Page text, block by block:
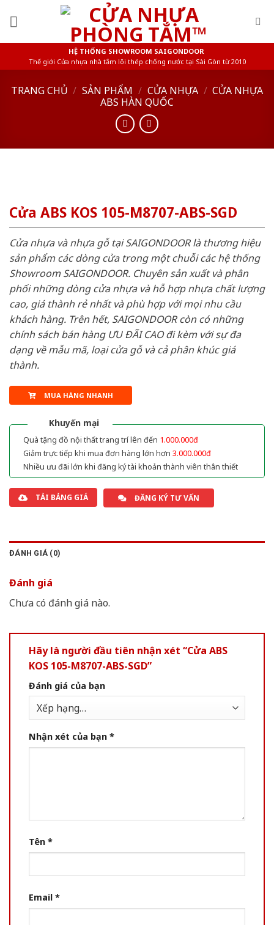
HỆ THỐNG SHOWROOM SAIGONDOOR
Thế giới Cửa nhựa nhà tắm lõi thép chống nước tại Sài Gòn từ 2010
TRANG CHỦ / SẢN PHẨM / CỬA NHỰA / CỬA NHỰA
ABS HÀN QUỐC
Cửa ABS KOS 105-M8707-ABS-SGD
Cửa nhựa và nhựa gỗ tại SAIGONDOOR là thương hiệu
sản phẩm các dòng cửa trong một chuỗi các hệ thống
Showroom SAIGONDOOR. Chuyên sản xuất và phân
phối những dòng cửa nhựa và hỗ hợp nhựa chất lượng
cao, giá thành rẻ nhất và phù hợp với mọi nhu cầu
khách hàng. Trên hết, SAIGONDOOR còn có những
chính sách bán hàng ƯU ĐÃI CAO đi kèm với sự đa
dạng về mẫu mã, loại cửa gỗ và cả phân khúc giá
thành.
MUA HÀNG NHANH
Khuyến mại
Quà tặng đồ nội thất trang trí lên đến 1.000.000đ
Giảm trực tiếp khi mua đơn hàng lớn hơn 3.000.000đ
Nhiều ưu đãi lớn khi đăng ký tài khoản thành viên thân thiết
TẢI BẢNG GIÁ ĐĂNG KÝ TƯ VẤN
ĐÁNH GIÁ (0)
Đánh giá
Chưa có đánh giá nào.
Hãy là người đầu tiên nhận xét “Cửa ABS
KOS 105-M8707-ABS-SGD”
Đánh giá của bạn
Nhận xét của bạn *
Tên *
Email *